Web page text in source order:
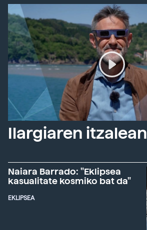
Ilargiaren itzalean
Naiara Barrado: "Eklipsea
kasualitate kosmiko bat da"
EKLIPSEA